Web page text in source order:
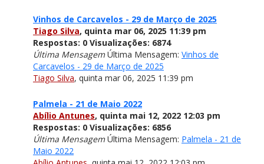
Vinhos de Carcavelos - 29 de Março de 2025
Tiago Silva, quinta mar 06, 2025 11:39 pm
Respostas: 0 Visualizações: 6874
Última MensagemÚltima Mensagem: Vinhos de
Carcavelos - 29 de Março de 2025
Tiago Silva, quinta mar 06, 2025 11:39 pm
Palmela - 21 de Maio 2022
Abílio Antunes, quinta mai 12, 2022 12:03 pm
Respostas: 0 Visualizações: 6856
Última MensagemÚltima Mensagem: Palmela - 21 de
Maio 2022